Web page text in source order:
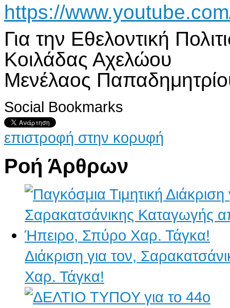
https://
Για την Εθελοντική
Κοιλάδας Αχελώου
Μενέλαος
Social Bookmarks
επιστροφή στην κορυφή
Ροή Άρθρων
Διάκριση για τον,
Χαρ. Τάγκα!